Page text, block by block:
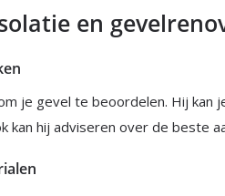
en
je gevel te beoordelen. Hij kan
kan hij adviseren over de beste